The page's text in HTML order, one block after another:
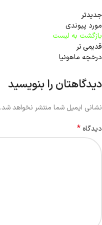
جدیدتر
مورد پیوندی
بازگشت به لیست
قدیمی تر
درخچه ماهونیا
دیدگاهتان را بنویسید
نشانی ایمیل شما منتشر نخواهد شد.
دیدگاه *